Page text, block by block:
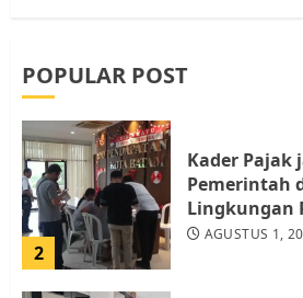
POPULAR POST
1
2
Kader Pajak
Pemerintah
Lingkungan
AGUSTUS 1,